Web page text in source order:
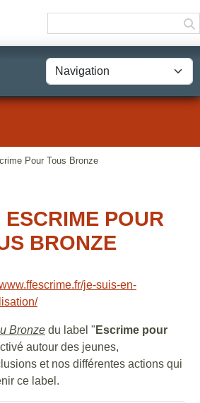
Pour Tous Bronze
POUR
BRONZE
je-suis-en-
Bronze du label " Escrime pour
autour des jeunes,
et nos différentes actions qui
ce label.
cookies